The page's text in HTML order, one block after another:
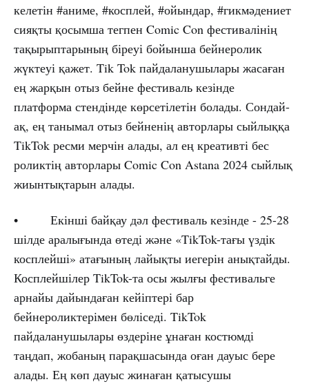
келетін #аниме, #косплей, #ойындар, #гикмәдениет
сияқты қосымша тегпен Comic Con фестивалінің
тақырыптарының біреуі бойынша бейнеролик
жүктеуі қажет. Tik Tok пайдаланушылары жасаған
ең жарқын отыз бейне фестиваль кезінде
платформа стендінде көрсетілетін болады. Сондай-
ақ, ең танымал отыз бейненің авторлары сыйлыққа
TikTok ресми мерчін алады, ал ең креативті бес
роликтің авторлары Comic Con Astana 2024 сыйлық
жиынтықтарын алады.
• Екінші байқау дәл фестиваль кезінде - 25-28
шілде аралығында өтеді және «TikTok-тағы үздік
косплейші» атағының лайықты иегерін анықтайды.
Косплейшілер TikTok-та осы жылғы фестивальге
арнайы дайындаған кейіптері бар
бейнероликтерімен бөліседі. TikTok
пайдаланушылары өздеріне ұнаған костюмді
таңдап, жобаның парақшасында оған дауыс бере
алады. Ең көп дауыс жинаған қатысушы